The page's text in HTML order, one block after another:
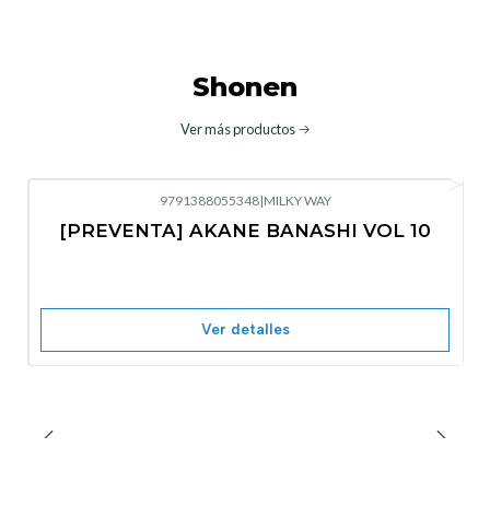
Shonen
Ver más productos
No disponible
9791388055348|MILKY WAY
[PREVENTA] AKANE BANASHI VOL 10
Ver detalles